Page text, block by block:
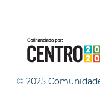
© 2025